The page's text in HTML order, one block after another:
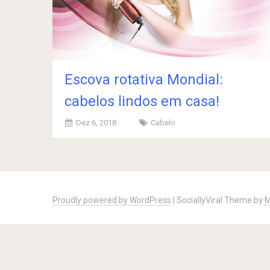
Escova rotativa Mondial:
cabelos lindos em casa!
Dez 6, 2018 Cabelo
navigation
Proudly powered by WordPress SociallyViral Theme by